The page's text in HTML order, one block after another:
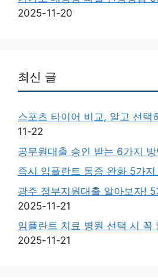
2025-11-20
최신 글
스포츠 타이어 비교, 알고 선택
11-22
공무원대출 승인 받는 6가지 방
즉시 임플란트 통증 완화 5가지
광주 정부지원대출 알아보자!
2025-11-21
임플란트 치료 병원 선택 시 꼭
2025-11-21